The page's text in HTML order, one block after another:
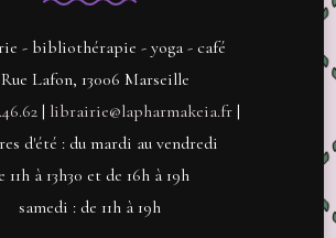
- bibliothérapie - yoga - café
Lafon, 13006 Marseille
| librairie@lapharmakeia.fr|
d'été : du mardi au vendredi
11h à 13h30 et de 16h à 19h
samedi : de 11h à 19h